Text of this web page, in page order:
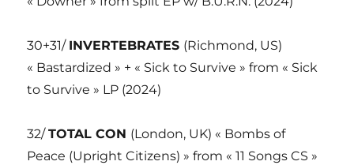
30+31/ INVERTEBRATES (Richmond, US)
« Bastardized » + « Sick to Survive » from « Sick
to Survive » LP (2024)
32/TOTAL CON (London, UK) « Bombs of
Peace (Upright Citizens) » from « 11 Songs CS »